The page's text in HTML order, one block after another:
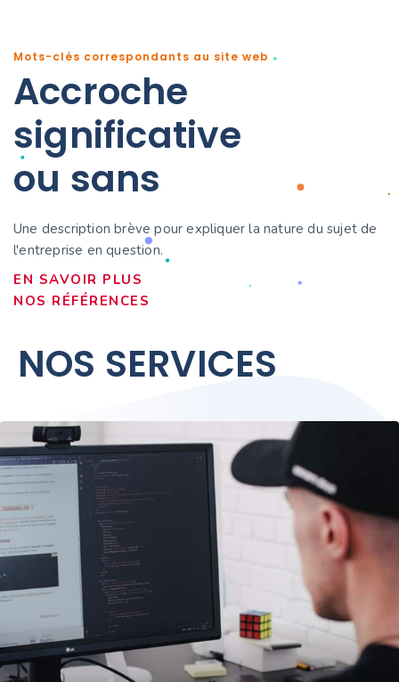
Mots-clés correspondants au site web
Accroche
significative
ou sans
Une description brève pour expliquer la nature du sujet de
l'entreprise en question.
EN SAVOIR PLUS
NOS RÉFÉRENCES
NOS SERVICES